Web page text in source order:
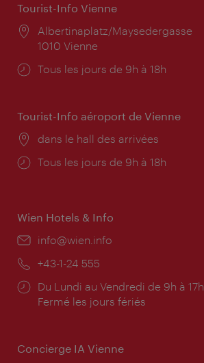
Tourist-Info Vienne
Lieu:
Albertinaplatz/Maysedergasse
1010 Vienne
Horaires
Tous les jours de 9h à 18h
Tourist-Info aéroport de Vienne
Lieu:
dans le hall des arrivées
Horaires
Tous les jours de 9h à 18h
Wien Hotels & Info
E-
info@wien.info
Téléphone:
+43-1-24 555
Horaires
d'ouverture:
Du Lundi au Vendredi de 9h à 17h
Fermé les jours fériés
Concierge IA Vienne